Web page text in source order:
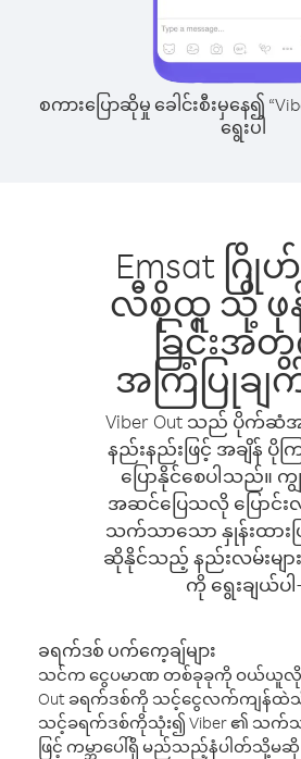
စကားပြောဆိုမှု ခေါင်းစီးမှနေ၍
ရွေးပါ
Emsat ဂြို
လီစိုထူ သို့ ဖုန်
ခြင်းအ
အကြံပြုချက်
Viber Out သည် ပိုက်
နည်းနည်းဖြင့် အချိန် ပိုက
ပြောနိုင်စေပါသည်။
အဆင်ပြေသလို ပြောင်း
သက်သာသော နှုန်းထားဖြ
ဆိုနိုင်သည့် နည်းလမ်းမျ
ကို ရွေးချယ်ပါ-
ခရက်ဒစ် ပက်ကေ့ချ်များ
သင်က ငွေပမာဏ တစ်ခုခုကို ဝယ်ယူလို
Out ခရက်ဒစ်ကို သင့်ငွေလက်ကျန်ထဲ
သင့်ခရက်ဒစ်ကိုသုံး၍ Viber ၏ သက်သာ
ဖြင့် ကမ္ဘာပေါ်ရှိ မည်သည့်နံပါတ်သို့မဆို